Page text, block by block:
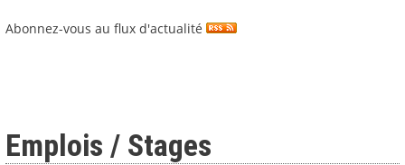
Abonnez-vous au flux d'actualité
Emplois / Stages